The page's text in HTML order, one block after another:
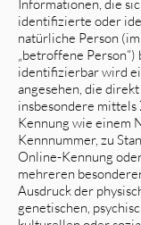
Informationen, die
identifizierte oder
natürliche Person
„betroffene Person“)
identifizierbar wird
angesehen, die
insbesondere
Kennung wie einem
Kennnummer, zu
Online-Kennung
mehreren
Ausdruck der
genetischen,